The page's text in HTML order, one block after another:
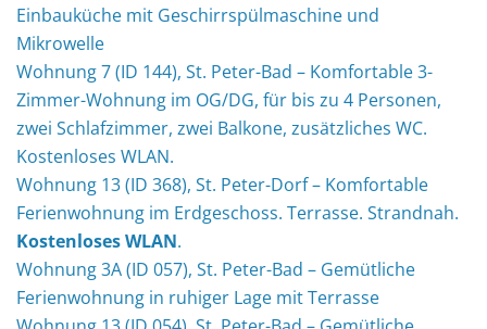
Einbauküche mit Geschirrspülmaschine und
Mikrowelle
Wohnung 7 (ID 144), St. Peter-Bad – Komfortable 3-
Zimmer-Wohnung im OG/DG, für bis zu 4 Personen,
zwei Schlafzimmer, zwei Balkone, zusätzliches WC.
Kostenloses WLAN.
Wohnung 13 (ID 368), St. Peter-Dorf – Komfortable
Ferienwohnung im Erdgeschoss. Terrasse. Strandnah.
Kostenloses WLAN.
Wohnung 3A (ID 057), St. Peter-Bad – Gemütliche
Ferienwohnung in ruhiger Lage mit Terrasse